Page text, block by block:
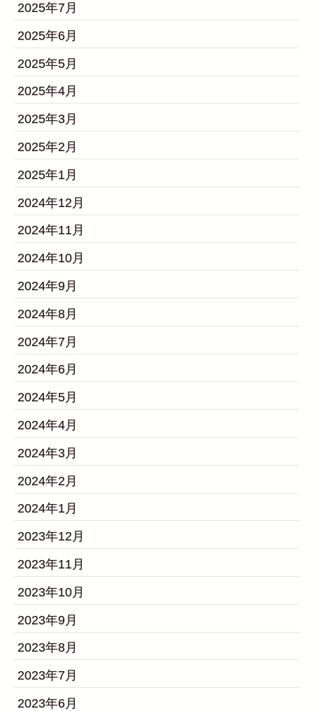
2025年7月
2025年6月
2025年5月
2025年4月
2025年3月
2025年2月
2025年1月
2024年12月
2024年11月
2024年10月
2024年9月
2024年8月
2024年7月
2024年6月
2024年5月
2024年4月
2024年3月
2024年2月
2024年1月
2023年12月
2023年11月
2023年10月
2023年9月
2023年8月
2023年7月
2023年6月